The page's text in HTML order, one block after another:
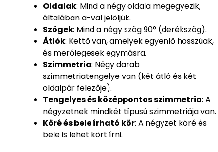
Oldalak: Mind a négy oldala megegyezik,
általában a-val jelöljük.
Szögek: Mind a négy szög 90° (derékszög).
Átlók: Kettő van, amelyek egyenlő hosszúak,
és merőlegesek egymásra.
Szimmetria: Négy darab
szimmetriatengelye van (két átló és két
oldalpár felezője).
Tengelyes és középpontos szimmetria: A
négyzetnek mindkét típusú szimmetriája van.
Köré és bele írható kör: A négyzet köré és
bele is lehet kört írni.